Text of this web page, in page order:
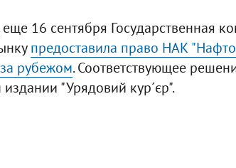
еще 16 сентября Государственная
предоставила право НАК
рубежом. Соответствующее
"Урядовий кур´єр".